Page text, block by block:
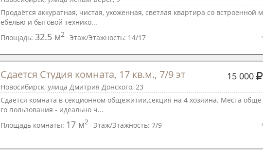
Продаётся аккуратная, чистая, ухоженная, светлая квартира со встроенной м
ебелью и бытовой технико...
Площадь: 32.5 м2 Этаж/Этажность: 14/17
Сдается Студия комната, 17 кв.м., 7/9 эт 15 000
Новосибирск, улица Дмитрия Донского, 23
Сдается комната в секционном общежитии,секция на 4 хозяина. Места обще
го пользования - идеально ч...
Площадь комнаты: 17 м2 Этаж/Этажность: 7/9